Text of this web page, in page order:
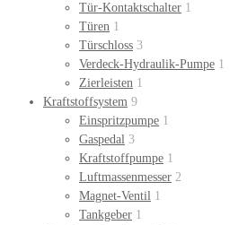
Tür-Kontaktschalter 1
Türen 1
Türschloss 3
Verdeck-Hydraulik-Pumpe 1
Zierleisten 1
Kraftstoffsystem 9
Einspritzpumpe 1
Gaspedal 3
Kraftstoffpumpe 1
Luftmassenmesser 2
Magnet-Ventil 1
Tankgeber 1